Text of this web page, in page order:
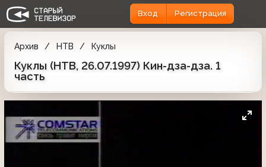
Вход Регистрация
Архив НТВ Куклы
Куклы (НТВ, 26.07.1997) Кин-дза-дза. 1
часть